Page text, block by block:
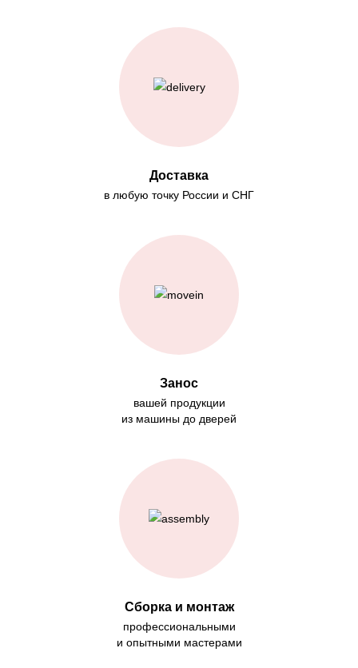
Доставка
в любую точку России и СНГ
Занос
вашей продукции
из машины до дверей
Сборка и монтаж
профессиональными
и опытными мастерами